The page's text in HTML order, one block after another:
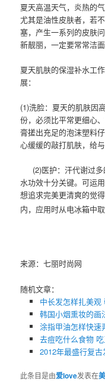
夏天高温天气，炎热的
尤其是油性皮肤者，若
塞，产生一系列的皮肤
新靓丽，一定要常常洁
夏天肌肤的保湿补水工
展：
(1)洗脸：夏天的肌肤因
份，必须比平常更细心
膏搓出充足的泡沫塑料
心缓缓的敲打肌肤，给与
(2)医护：汗代谢过
水功效十分关键。可运
想追求完美更清爽的觉
内，应用时从电冰箱中
来源：七丽时尚网
随机文章：
中长发怎样扎美观
韩国小烟熏妆的画
涂指甲油怎样快速
去痘吃什么食物
2012年最盛行复
此条目是由爱love发表在